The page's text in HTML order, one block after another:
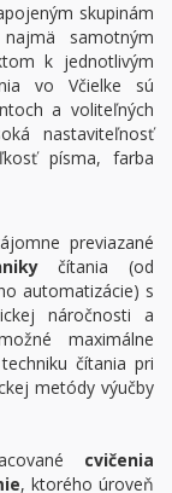
skupinám
samotným
k jednotlivým
vo Včielke sú
a voliteľných
nastaviteľnosť
písma, farba
previazané
čítania (od
automatizácie) s
náročnosti a
maximálne
čítania pri
metódy výučby
cvičenia
, ktorého úroveň